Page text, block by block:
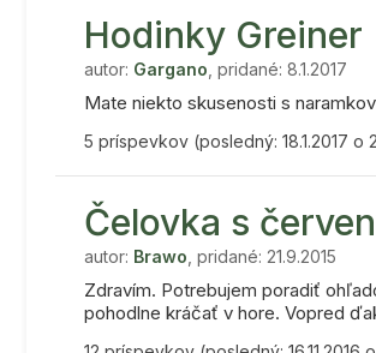
Hodinky Greiner
autor: Gargano , pridané: 8.1.2017
Mate niekto skusenosti s
5 príspevkov (posledný: 18.1.2017 o
Čelovka s
autor: Brawo , pridané: 21.9.2015
Zdravím. Potrebujem poradiť
pohodlne kráčať v hore. Vopred